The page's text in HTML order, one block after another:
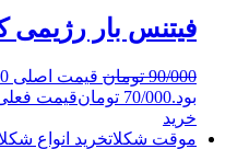
فیتنس بار رژیمی
90/000 تومان
بود.70/000 تومانقیمت فعلی 70/000 تومان
خرید
موقت شکلاتخرید انواع